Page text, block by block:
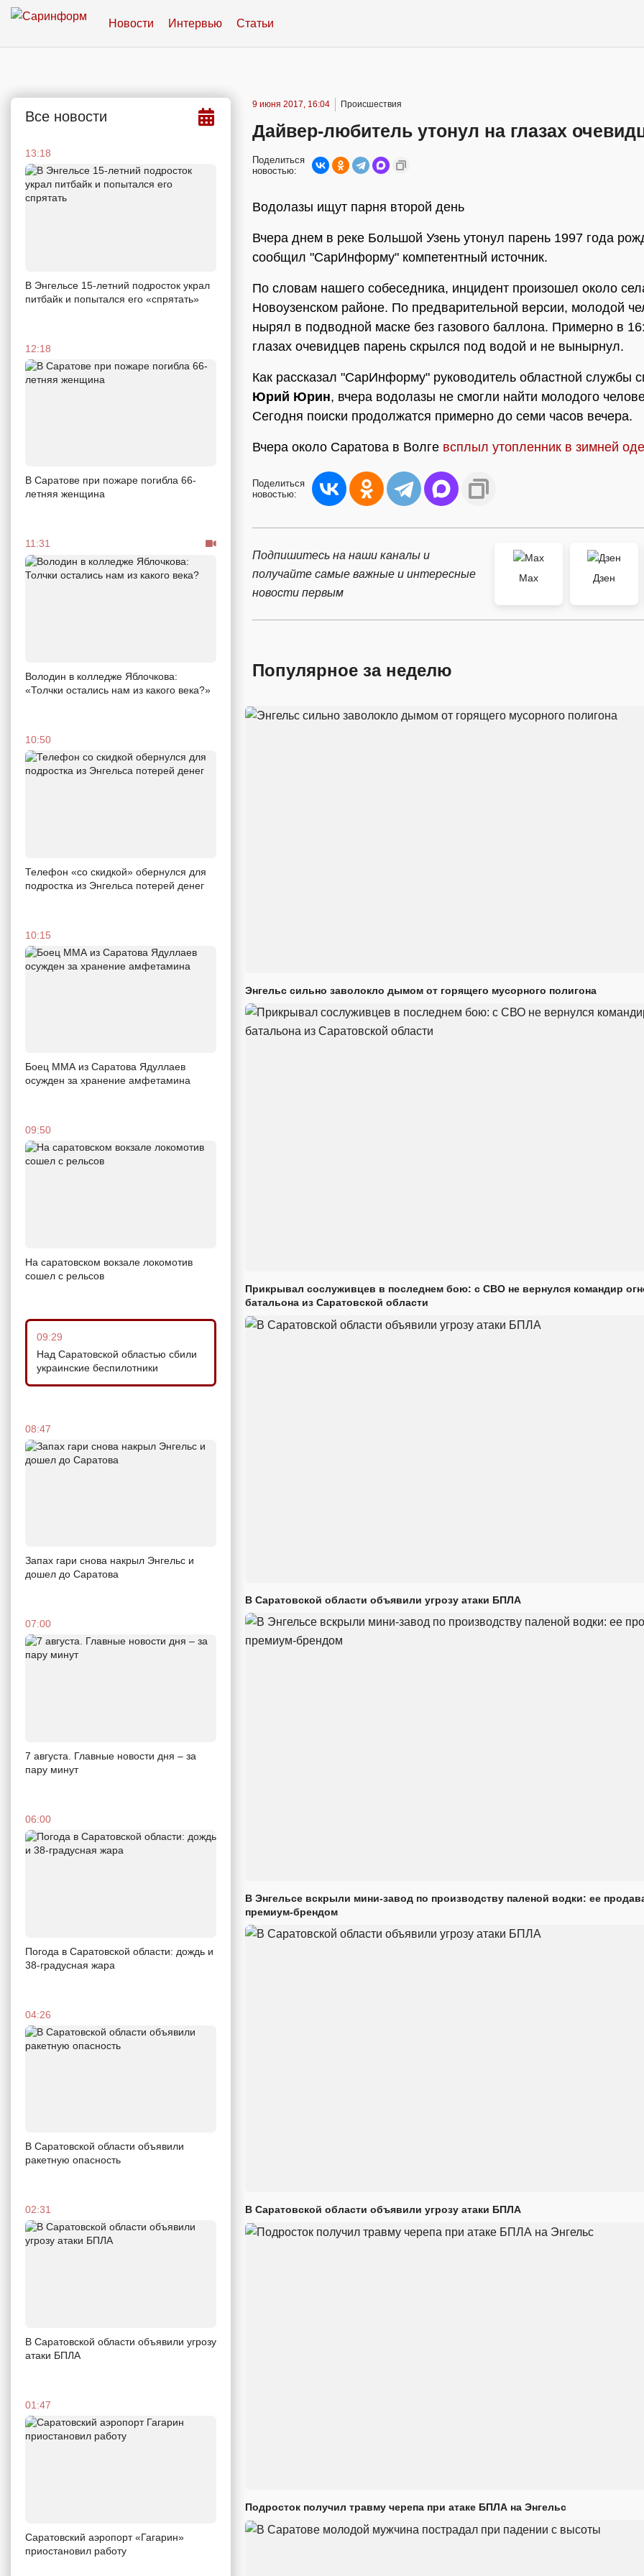
Новости Интервью Статьи
Все новости
13:18
В Энгельсе 15-летний подросток украл
питбайк и попытался его «спрятать»
12:18
В Саратове при пожаре погибла 66-
летняя женщина
11:31
Володин в колледже Яблочкова:
«Толчки остались нам из какого века?»
10:50
Телефон «со скидкой» обернулся для
подростка из Энгельса потерей денег
10:15
Боец ММА из Саратова Ядуллаев
осужден за хранение амфетамина
09:50
На саратовском вокзале локомотив
сошел с рельсов
09:29
Над Саратовской областью сбили
украинские беспилотники
08:47
Запах гари снова накрыл Энгельс и
дошел до Саратова
07:00
7 августа. Главные новости дня – за
пару минут
06:00
Погода в Саратовской области: дождь и
38-градусная жара
04:26
В Саратовской области объявили
ракетную опасность
02:31
В Саратовской области объявили угрозу
атаки БПЛА
01:47
Саратовский аэропорт «Гагарин»
приостановил работу
9 июня 2017, 16:04 Происшествия
Дайвер-любитель утонул на глазах
Поделиться
новостью:
Водолазы ищут парня второй день
Вчера днем в реке Большой Узень утонул парень 1997 года
сообщил "СарИнформу" компетентный источник.
По словам нашего собеседника, инцидент произошел около
Новоузенском районе. По предварительной версии, молодой
нырял в подводной маске без газового баллона. Примерно в
глазах очевидцев парень скрылся под водой и не вынырнул.
Как рассказал "СарИнформу" руководитель областной службы
Юрий Юрин, вчера водолазы не смогли найти молодого
Сегодня поиски продолжатся примерно до семи часов вечера.
Вчера около Саратова в Волге всплыл утопленник в зимней
Поделиться
новостью:
Подпишитесь на наши каналы и
получайте самые важные и интересные
новости первым
Max
Дзен
Популярное за неделю
Энгельс сильно заволокло дымом от горящего мусорного полигона
Прикрывал сослуживцев в последнем бою: с СВО не вернулся командир
батальона из Саратовской области
В Саратовской области объявили угрозу атаки БПЛА
В Энгельсе вскрыли мини-завод по производству паленой водки: ее
премиум-брендом
В Саратовской области объявили угрозу атаки БПЛА
Подросток получил травму черепа при атаке БПЛА на Энгельс